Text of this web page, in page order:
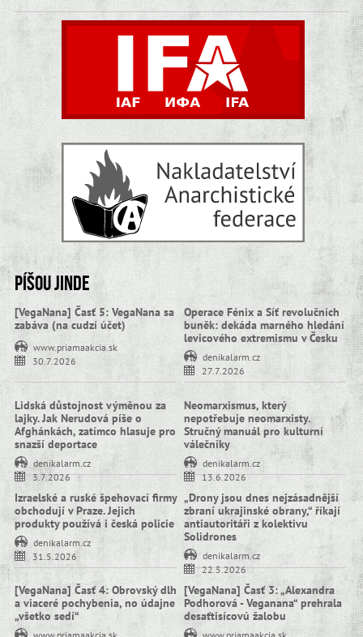
Píšou jinde
[VegaNana] Časť 5: VegaNana sa
zabáva (na cudzí účet)
www.priamaakcia.sk
30.7.2026
Operace Fénix a Síť revolučních
buněk: dekáda marného hledání
levicového extremismu v Česku
denikalarm.cz
27.7.2026
Lidská důstojnost výměnou za
lajky. Jak Nerudová píše o
Afghánkách, zatímco hlasuje pro
snazší deportace
denikalarm.cz
3.7.2026
Neomarxismus, který
nepotřebuje neomarxisty.
Stručný manuál pro kulturní
válečníky
denikalarm.cz
13.6.2026
Izraelské a ruské špehovací firmy
obchodují v Praze. Jejich
produkty používá i česká policie
denikalarm.cz
31.5.2026
„Drony jsou dnes nejzásadnější
zbraní ukrajinské obrany,“ říkají
antiautoritáři z kolektivu
Solidrones
denikalarm.cz
22.5.2026
[VegaNana] Časť 4: Obrovský dlh
a viaceré pochybenia, no údajne
„všetko sedí“
[VegaNana] Časť 3: „Alexandra
Podhorová - Veganana“ prehrala
desaťtisícovú žalobu